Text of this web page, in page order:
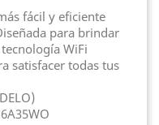
fácil y eficiente
para brindar
WiFi
satisfacer todas tus